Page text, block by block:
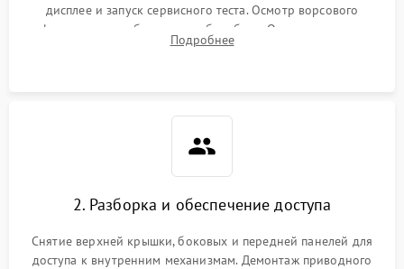
дисплее и запуск сервисного теста. Осмотр ворсового
фильтра, теплообменника и барабана. Опрос клиента о
неисправностях (не сушит, не крутит барабан, сильно шумит
Подробнее
2. Разборка и обеспечение доступа
Снятие верхней крышки, боковых и передней панелей для
доступа к внутренним механизмам. Демонтаж приводного